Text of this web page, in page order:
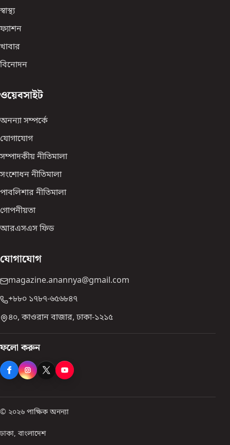
স্বাস্থ্য
ফ্যাশন
খাবার
বিনোদন
ওয়েবসাইট
অনন্যা সম্পর্কে
যোগাযোগ
সম্পাদকীয় নীতিমালা
সংশোধন নীতিমালা
পাবলিশার নীতিমালা
গোপনীয়তা
আরএসএস ফিড
যোগাযোগ
magazine.anannya@gmail.com
+৮৮০ ১৭৮৭-৬৫৬৮৪৭
৪০, কাওরান বাজার, ঢাকা-১২১৫
ফলো করুন
© ২০২৬ পাক্ষিক অনন্যা
ঢাকা, বাংলাদেশ